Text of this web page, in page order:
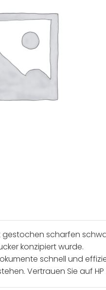
scharfen
konzipiert wurde.
schnell und
Vertrauen Sie auf